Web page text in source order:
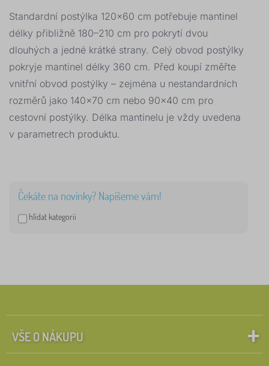
Standardní postýlka 120×60 cm potřebuje mantinel
délky přibližně 180–210 cm pro pokrytí dvou
dlouhých a jedné krátké strany. Celý obvod postýlky
pokryje mantinel délky 360 cm. Před koupí změřte
vnitřní obvod postýlky – zejména u nestandardních
rozměrů jako 140×70 cm nebo 90×40 cm pro
cestovní postýlky. Délka mantinelu je vždy uvedena
v parametrech produktu.
Čekáte na novinky? Napíšeme vám!
hlídat kategorii
VŠE O NÁKUPU